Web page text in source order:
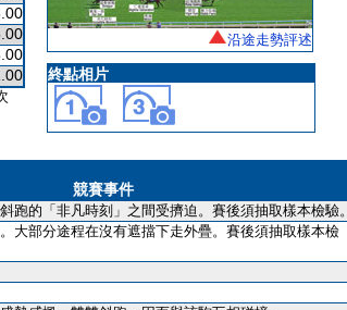
沿途走勢評述
終點相片
競賽事件
跑的「非凡時刻」之間受擠迫。賽後須抽取樣本檢驗。
大部分途程在沒有遮擋下走外疊。賽後須抽取樣本檢